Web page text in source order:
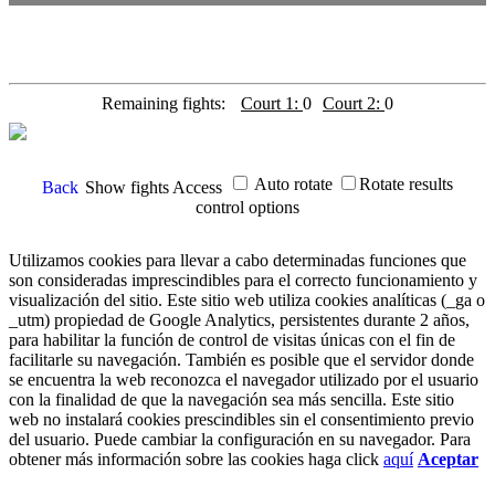
Remaining fights: Court 1: 0 Court 2: 0
Back Auto rotate Rotate results
Show fightsAccess
control options
Utilizamos cookies para llevar a cabo determinadas funciones que
son consideradas imprescindibles para el correcto funcionamiento y
visualización del sitio. Este sitio web utiliza cookies analíticas (_ga o
_utm) propiedad de Google Analytics, persistentes durante 2 años,
para habilitar la función de control de visitas únicas con el fin de
facilitarle su navegación. También es posible que el servidor donde
se encuentra la web reconozca el navegador utilizado por el usuario
con la finalidad de que la navegación sea más sencilla. Este sitio
web no instalará cookies prescindibles sin el consentimiento previo
del usuario. Puede cambiar la configuración en su navegador. Para
obtener más información sobre las cookies haga click aquí Aceptar